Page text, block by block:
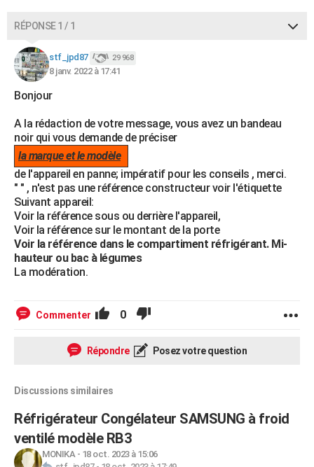
Dictionnaire
Biographies
Citations
Expressions
Proverbes
PROGRAMME TV
COPAINS D'AVANT
S'inscrire
Se connecter
Lycées
Collèges
Primaires
Universités
Entreprises
Service militaire
Avis de recherche
AVIS DE DÉCÈS
FORUM
Bricolage
Lifestyle
Culture
Sport
Auto
Television
Voyage
Cinema
RÉPONSE 1 / 1
stf_jpd87 29 968
8 janv. 2022 à 17:41
Bonjour
A la rédaction de votre message, vous avez un bandeau
noir qui vous demande de préciser
la marque et le modèle
de l'appareil en panne; impératif pour les conseils , merci.
" " , n'est pas une référence constructeur voir l'étiquette
Suivant appareil:
Voir la référence sous ou derrière l'appareil,
Voir la référence sur le montant de la porte
Voir la référence dans le compartiment réfrigérant. Mi-
hauteur ou bac à légumes
La modération.
Commenter 0
Répondre Posez votre question
Discussions similaires
Réfrigérateur Congélateur SAMSUNG à froid
ventilé modèle RB3
MONIKA- 18 oct. 2023 à 15:06